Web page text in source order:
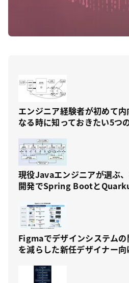
エンジニア経験者が初めて
なる時に知っておきたい5つ
現役Javaエンジニアが選ぶ
開発でSpring Bootと
Figmaでデザインシステム
を減らした新任デザイナー